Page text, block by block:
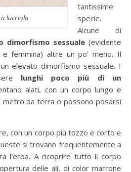
lucciola
tantissime
specie.
Alcune di
dimorfismo sessuale (evidente
femmina) altre un po’ meno. Il
elevato dimorfismo sessuale. I
lunghi poco più di un
alati, con un corpo lungo e
metro da terra o possono posarsi
con un corpo più tozzo e corto e
si trovano frequentemente a
l’erba. A ricoprire tutto il corpo
delle ali, di color marrone